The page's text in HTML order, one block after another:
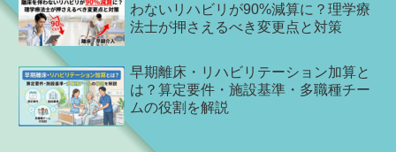
わないリハビリが90%減算に？理学療
法士が押さえるべき変更点と対策
早期離床・リハビリテーション加算と
は？算定要件・施設基準・多職種チー
ムの役割を解説